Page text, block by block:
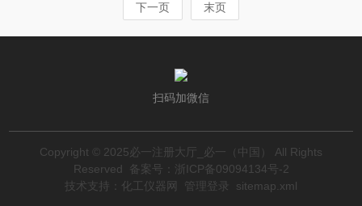
下一页 末页
扫码加微信
Copyright © 2025必一注册大厅_必一（中国） All Rights
Reserved
备案号：浙ICP备09094134号-2
技术支持： 化工仪器网 管理登录 sitemap.xml